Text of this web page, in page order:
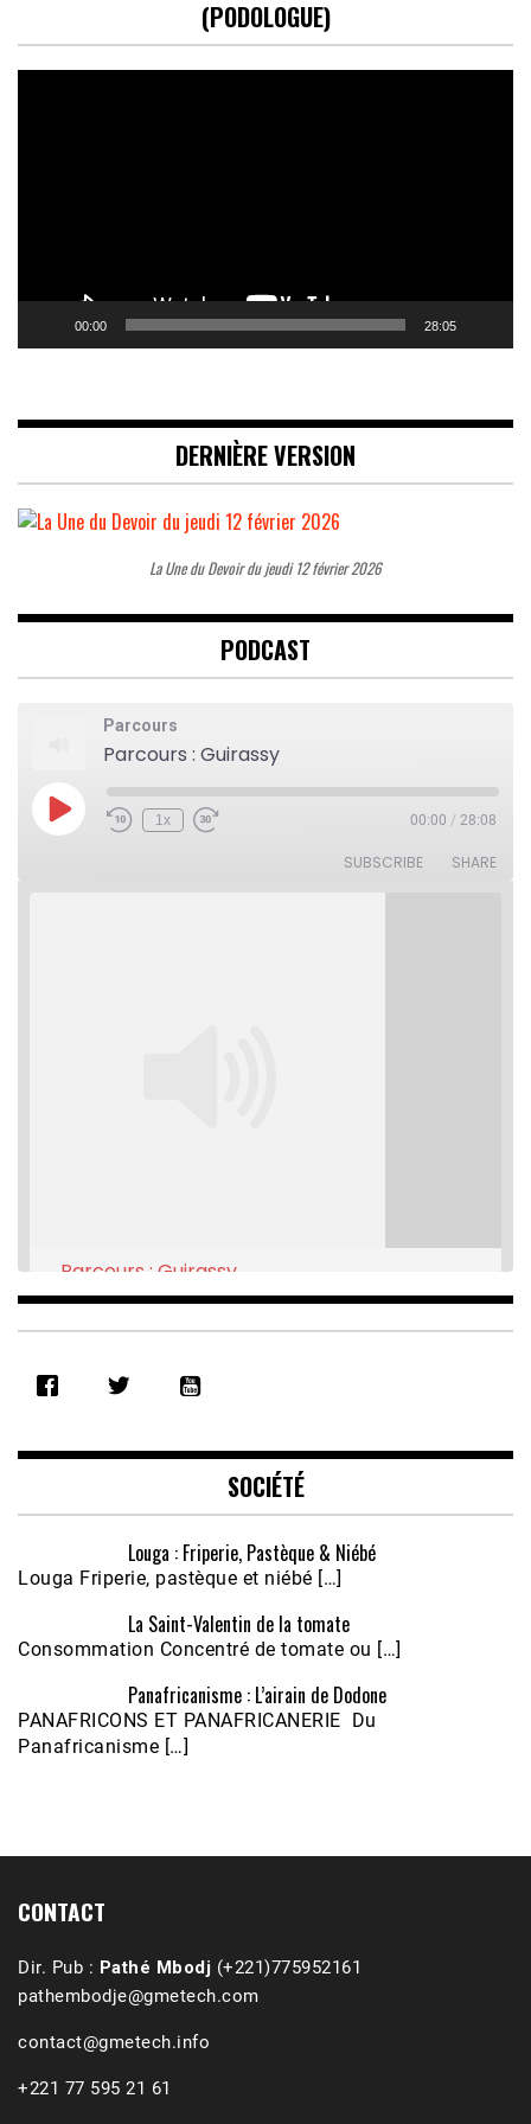
(PODOLOGUE)
00:00 28:05
DERNIÈRE VERSION
La Une du Devoir du jeudi 12 février 2026
PODCAST
Parcours
Parcours : Guirassy
Play
Episode
Rewind
1x
Fast
00:00 / 28:08
SUBSCRIBE SHARE
RSS FEED
EMBED
Parcours : Guirassy
Feb 16, 2021 • 28:08
Écoutez le parcours de Claudiane Kapia
Nobana (Podologue)
Feb 24, 2021 • 28mn
SOCIÉTÉ
Louga : Friperie, Pastèque & Niébé
Louga Friperie, pastèque et niébé […]
La Saint-Valentin de la tomate
Consommation Concentré de tomate ou […]
Panafricanisme : L’airain de Dodone
PANAFRICONS ET PANAFRICANERIE Du
Panafricanisme […]
CONTACT
Dir. Pub : Pathé Mbodj (+221)775952161
pathembodje@gmetech.com
contact@gmetech.info
+221 77 595 21 61